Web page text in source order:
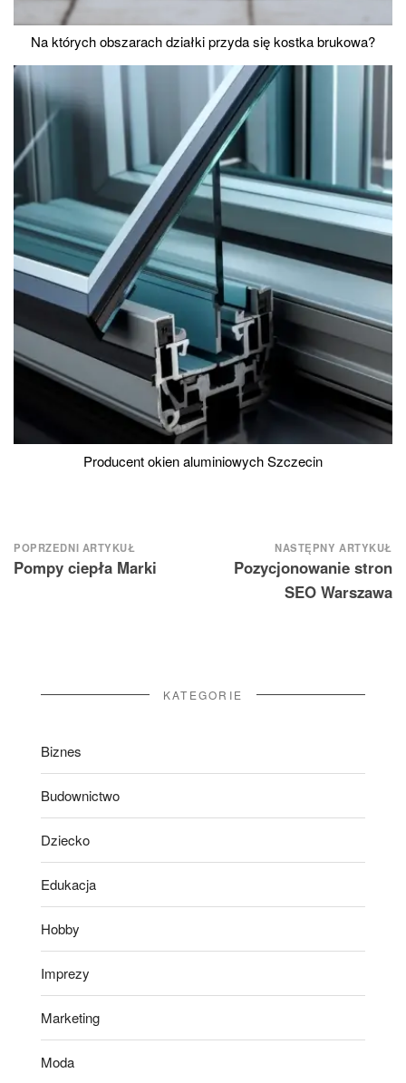
Na których obszarach działki przyda się kostka brukowa?
Producent okien aluminiowych Szczecin
Nawigacja
wpisu
POPRZEDNI ARTYKUŁ
Pompy ciepła Marki
NASTĘPNY ARTYKUŁ
Pozycjonowanie stron
SEO Warszawa
KATEGORIE
Biznes
Budownictwo
Dziecko
Edukacja
Hobby
Imprezy
Marketing
Moda